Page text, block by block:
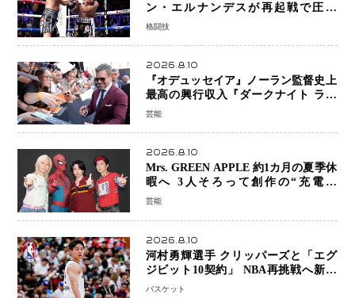
ン・エルナンデスが再起戦で圧巻
KO 2回で相手を沈める…次戦は亀田
格闘技
2026.8.10
『オデュッセイア』ノーラン監督史上
最高の興行収入『ダークナイト ライ
ジング』超え、世界で11億ドル突破
芸能
2026.8.10
Mrs. GREEN APPLE 約1カ月の夏季休
暇へ 3人そろって創作の“充電期
間”「自分らしいインプットを」
芸能
2026.8.10
河村勇輝選手 クリッパーズと「エグ
ジビット10契約」 NBA再挑戦へ新た
な一歩、八村塁選手との共闘にも期待
バスケット